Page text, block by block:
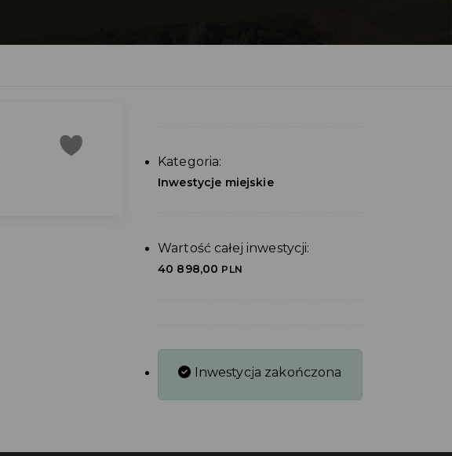
Kategoria:
Inwestycje miejskie
Wartość całej inwestycji:
40 898,00 PLN
Inwestycja zakończona